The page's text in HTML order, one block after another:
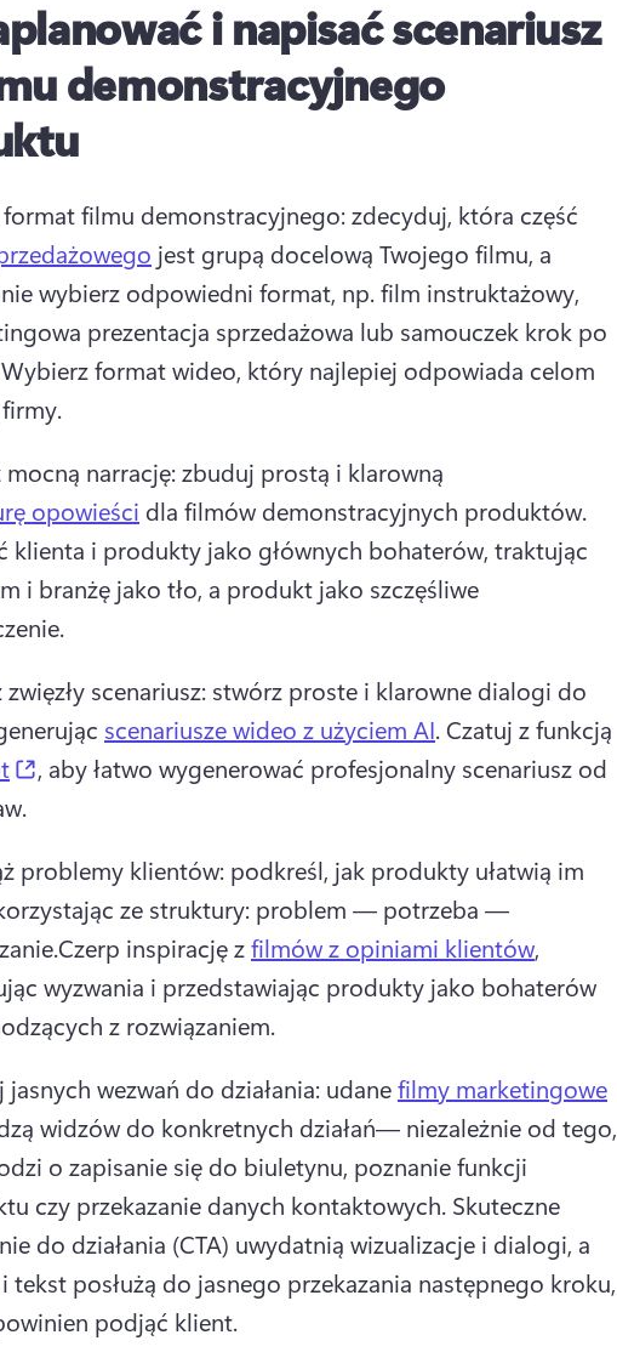
i napisać scenariusz
demonstracyjnego
filmu demonstracyjnego: zdecyduj, która część
jest grupą docelową Twojego filmu, a
wybierz odpowiedni format, np. film instruktażowy,
prezentacja sprzedażowa lub samouczek krok po
Wybierz format wideo, który najlepiej odpowiada celom
mocną narrację: zbuduj prostą i klarowną
opowieści
klienta i produkty jako głównych bohaterów, traktując
i branżę jako tło, a produkt jako szczęśliwe
zwięzły scenariusz: stwórz proste i klarowne dialogi do
scenariusze wideo z użyciem AI. Czatuj z funkcją
(opens in a new tab)
, aby łatwo wygenerować profesjonalny scenariusz od
problemy klientów: podkreśl, jak produkty ułatwią im
ze struktury: problem — potrzeba —
Czerp inspirację z filmów z opiniami klientów,
wyzwania i przedstawiając produkty jako bohaterów
z rozwiązaniem.
jasnych wezwań do działania: udane filmy marketingowe
widzów do konkretnych działań— niezależnie od tego,
o zapisanie się do biuletynu, poznanie funkcji
czy przekazanie danych kontaktowych. Skuteczne
do działania (CTA) uwydatnią wizualizacje i dialogi, a
tekst posłużą do jasnego przekazania następnego kroku,
podjąć klient.